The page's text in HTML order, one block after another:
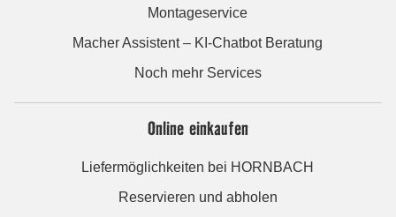
Montageservice
Macher Assistent – KI-Chatbot Beratung
Noch mehr Services
Online einkaufen
Liefermöglichkeiten bei HORNBACH
Reservieren und abholen